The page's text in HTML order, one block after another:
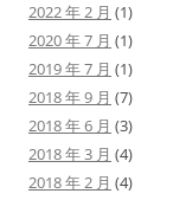
2022 年 2 月 (1)
2020 年 7 月 (1)
2019 年 7 月 (1)
2018 年 9 月 (7)
2018 年 6 月 (3)
2018 年 3 月 (4)
2018 年 2 月 (4)